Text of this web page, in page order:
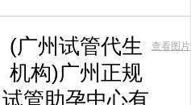
(广州试管代生
机构)广州正规
试管助孕中心有
查看图片